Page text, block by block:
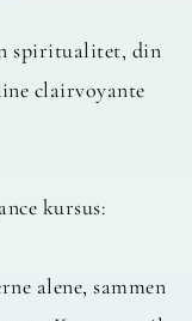
spiritualitet, din
clairvoyante
kursus:
alene, sammen